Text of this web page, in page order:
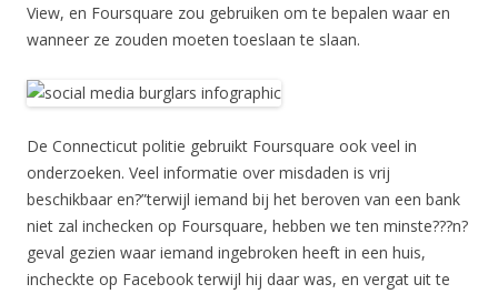
View, en Foursquare zou gebruiken om te bepalen waar en
wanneer ze zouden moeten toeslaan te slaan.
De Connecticut politie gebruikt Foursquare ook veel in
onderzoeken. Veel informatie over misdaden is vrij
beschikbaar en?”terwijl iemand bij het beroven van een bank
niet zal inchecken op Foursquare, hebben we ten minste???n?
geval gezien waar iemand ingebroken heeft in een huis,
incheckte op Facebook terwijl hij daar was, en vergat uit te